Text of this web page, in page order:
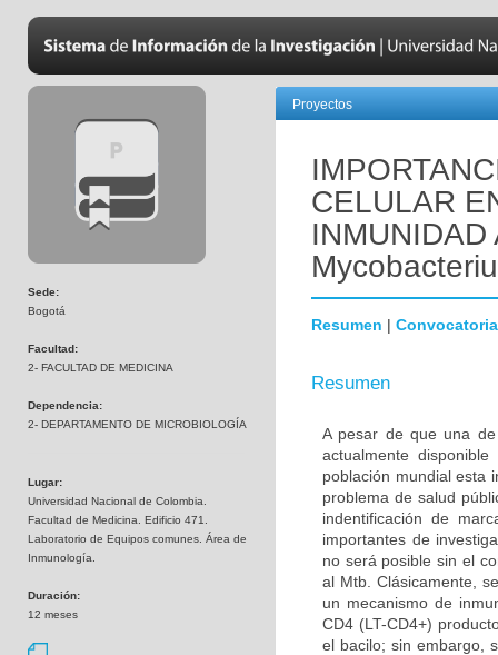
Sede:
Bogotá
Facultad:
2- FACULTAD DE MEDICINA
Dependencia:
2- DEPARTAMENTO DE MICROBIOLOGÍA
Lugar:
Universidad Nacional de Colombia.
Facultad de Medicina. Edificio 471.
Laboratorio de Equipos comunes. Área de
Inmunología.
Duración:
12 meses
Proyectos
CELULAR
INMUNIDAD
Resumen | Convocatoria
Resumen
A pesar de que una
actualmente
población mundial esta
problema de salud
indentificación de
importantes de
no será posible sin el
al Mtb. Clásicamente,
un mecanismo de
CD4 (LT-CD4+)
el bacilo; sin embargo,